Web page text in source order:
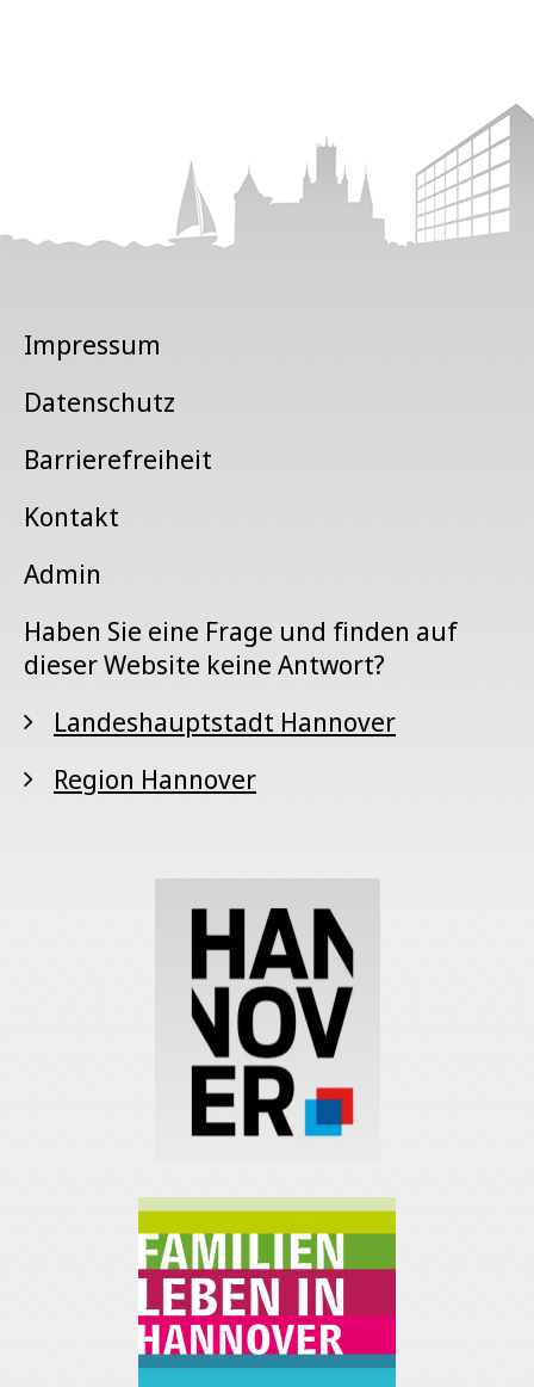
Impressum
Datenschutz
Barrierefreiheit
Kontakt
Admin
Haben Sie eine Frage und finden auf
dieser Website keine Antwort?
Landeshauptstadt Hannover
Region Hannover